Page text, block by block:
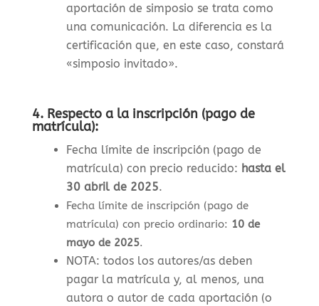
aportación de simposio se trata como
una comunicación. La diferencia es la
certificación que, en este caso, constará
«simposio invitado».
4. Respecto a la inscripción (pago de
matrícula):
Fecha límite de inscripción (pago de
matrícula) con precio reducido: hasta el
30 abril de 2025.
Fecha límite de inscripción (pago de
matrícula) con precio ordinario: 10 de
mayo de 2025.
NOTA: todos los autores/as deben
pagar la matrícula y, al menos, una
autora o autor de cada aportación (o